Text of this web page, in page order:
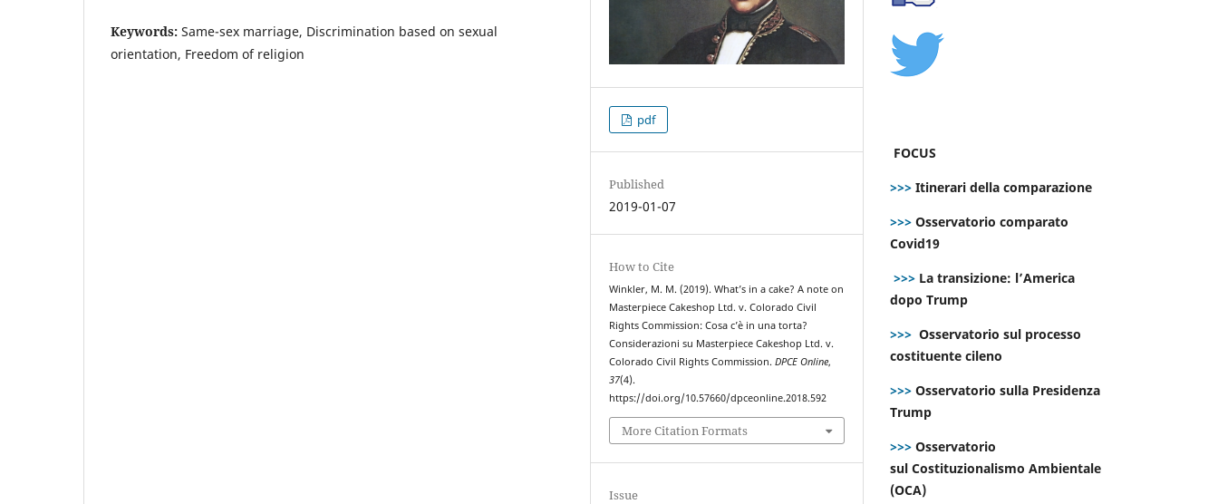
Keywords: Same-sex marriage, Discrimination based on sexual
orientation, Freedom of religion
pdf
Published
2019-01-07
How to Cite
Winkler, M. M. (2019). What’s in a cake? A note on
Masterpiece Cakeshop Ltd. v. Colorado Civil
Rights Commission: Cosa c’è in una torta?
Considerazioni su Masterpiece Cakeshop Ltd. v.
Colorado Civil Rights Commission.DPCE Online,
37(4).
https://doi.org/10.57660/dpceonline.2018.592
More Citation Formats
Issue
FOCUS
>>> Itinerari della comparazione
>>> Osservatorio comparato
Covid19
>>> La transizione: l’America
dopo Trump
>>> Osservatorio sul processo
costituente cileno
>>> Osservatorio sulla Presidenza
Trump
>>> Osservatorio
sul Costituzionalismo Ambientale
(OCA)